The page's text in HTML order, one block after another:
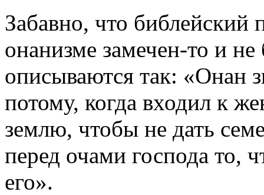
Забавно, что библейский
онанизме замечен-то и
описываются так: «Онан
потому, когда входил к
землю, чтобы не дать
перед очами господа то,
его».